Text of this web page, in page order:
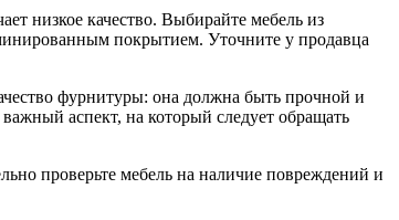
низкое качество. Выбирайте мебель из
покрытием. Уточните у продавца
фурнитуры: она должна быть прочной и
аспект, на который следует обращать
проверьте мебель на наличие повреждений и